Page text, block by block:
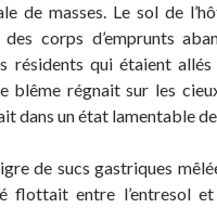
de masses. Le sol de
corps d’emprunts
résidents qui étaient allés
blême régnait sur les
dans un état lamentable
de sucs gastriques
flottait entre l’entresol et